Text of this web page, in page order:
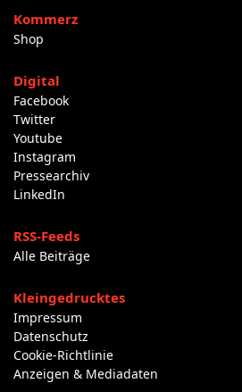
Kommerz
Shop
Digital
Facebook
Twitter
Youtube
Instagram
Pressearchiv
LinkedIn
RSS-Feeds
Alle Beiträge
Kleingedrucktes
Impressum
Datenschutz
Cookie-Richtlinie
Anzeigen & Mediadaten